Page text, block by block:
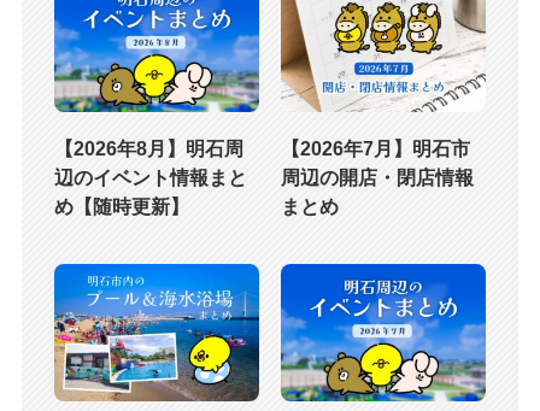
【2026年8月】明石周
辺のイベント情報まと
め【随時更新】
【2026年7月】明石市
周辺の開店・閉店情報
まとめ